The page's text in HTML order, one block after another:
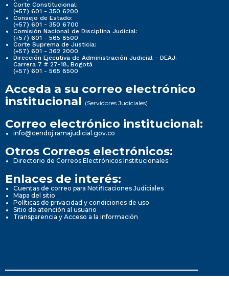
Corte Constitucional:
(+57) 601 - 350 6200
Consejo de Estado:
(+57) 601 - 350 6700
Comisión Nacional de Disciplina Judicial:
(+57) 601 - 565 8500
Corte Suprema de Justicia:
(+57) 601 - 362 2000
Dirección Ejecutiva de Administración Judicial - DEAJ:
Carrera 7 # 27-18, Bogotá
(+57) 601 - 565 8500
Acceda a su correo electrónico
institucional (Servidores Judiciales)
Correo electrónico institucional:
info@cendoj.ramajudicial.gov.co
Otros Correos electrónicos:
Directorio de Correos Electrónicos Institucionales
Enlaces de interés:
Cuentas de correo para Notificaciones Judiciales
Mapa del sitio
Políticas de privacidad y condiciones de uso
Sitio de atención al usuario
Transparencia y Acceso a la información